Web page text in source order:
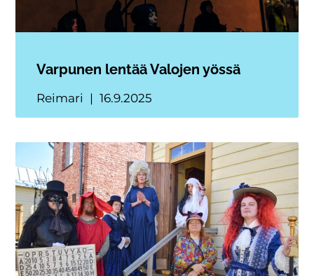
Varpunen lentää Valojen yössä
Reimari 16.9.2025